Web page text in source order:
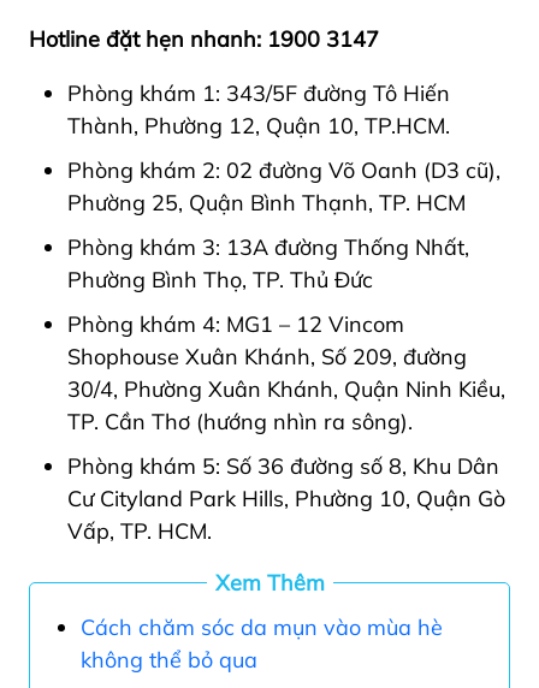
Hotline đặt hẹn nhanh: 1900 3147
Phòng khám 1: 343/5F đường Tô Hiến
Thành, Phường 12, Quận 10, TP.HCM.
Phòng khám 2: 02 đường Võ Oanh (D3 cũ),
Phường 25, Quận Bình Thạnh, TP. HCM
Phòng khám 3: 13A đường Thống Nhất,
Phường Bình Thọ, TP. Thủ Đức
Phòng khám 4: MG1 – 12 Vincom
Shophouse Xuân Khánh, Số 209, đường
30/4, Phường Xuân Khánh, Quận Ninh Kiều,
TP. Cần Thơ (hướng nhìn ra sông).
Phòng khám 5: Số 36 đường số 8, Khu Dân
Cư Cityland Park Hills, Phường 10, Quận Gò
Vấp, TP. HCM.
Xem Thêm
Cách chăm sóc da mụn vào mùa hè
không thể bỏ qua